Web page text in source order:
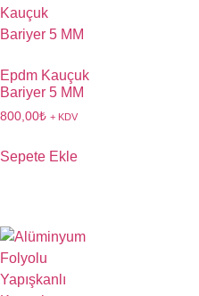
Epdm Kauçuk
Bariyer 5 MM
800,00₺ + KDV
Sepete Ekle